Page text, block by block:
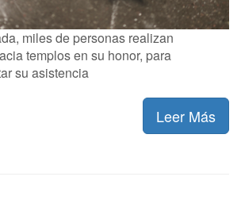
miles de personas realizan
templos en su honor, para
su asistencia
Leer Más